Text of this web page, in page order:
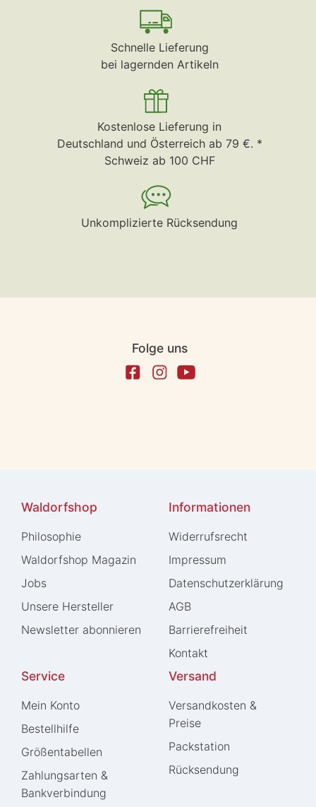
Schnelle Lieferung
bei lagernden Artikeln
Kostenlose Lieferung in
Deutschland und Österreich ab 79 €. *
Schweiz ab 100 CHF
Unkomplizierte Rücksendung
Folge uns
Waldorfshop
Philosophie
Waldorfshop Magazin
Jobs
Unsere Hersteller
Newsletter abonnieren
Informationen
Widerrufs­recht
Impressum
Daten­schutz­erklärung
AGB
Barrierefreiheit
Kontakt
Service
Mein Konto
Bestellhilfe
Größentabellen
Zahlungsarten &
Bankverbindung
Versand
Versandkosten &
Preise
Packstation
Rücksendung